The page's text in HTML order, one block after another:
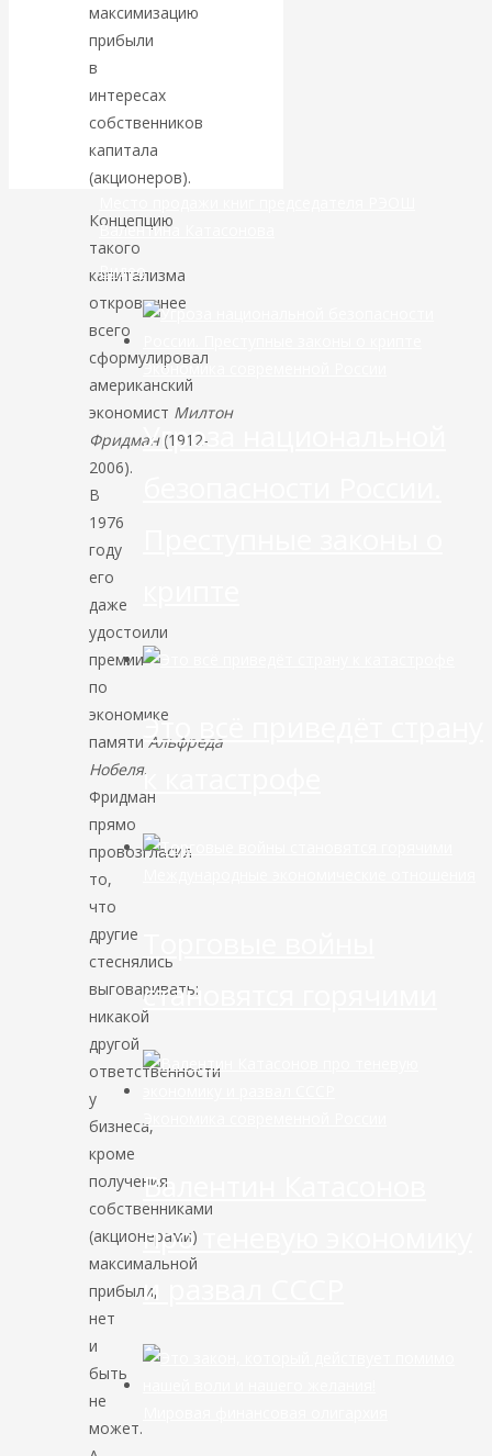
банковской
сфере России
уже начался
максимизацию
прибыли
в
интересах
собственников
капитала
(акционеров).
Концепцию
такого
капитализма
откровеннее
всего
сформулировал
американский
экономист Милтон
Фридман(1912-
2006).
В
1976
году
его
даже
удостоили
премии
по
экономике
памятиАльфреда
Нобеля.
Фридман
прямо
провозгласил
то,
что
другие
стеснялись
выговаривать:
никакой
другой
ответственности
у
бизнеса,
кроме
получения
собственниками
(акционерами)
максимальной
прибыли,
нет
и
быть
не
может.
Валентина Катасонова
Видео
Экономика современной России
Угроза национальной
Это всё приведёт страну
к катастрофе
становятся горячими
Валентин Катасонов
про теневую экономику
и развал СССР